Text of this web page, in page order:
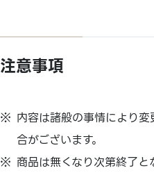
注意事項
内容は諸般の事情により変
合がございます。
商品は無くなり次第終了と